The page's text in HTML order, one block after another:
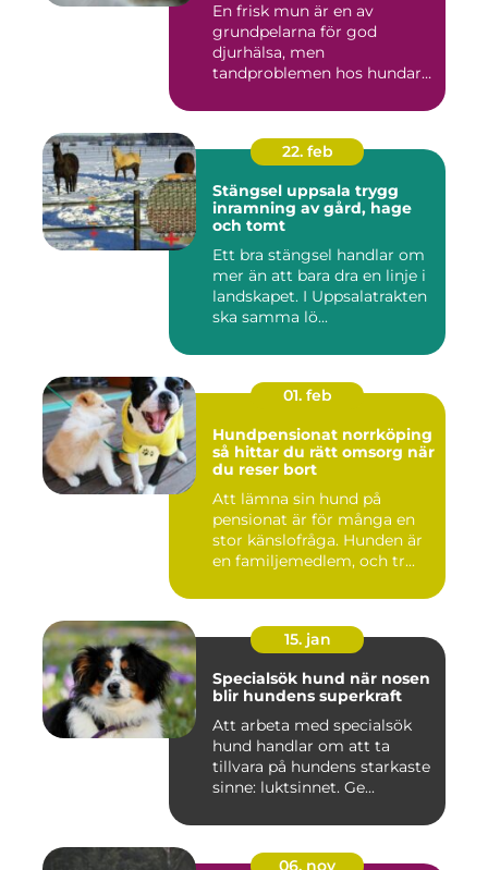
En frisk mun är en av
grundpelarna för god
djurhälsa, men
tandproblemen hos hundar
22. feb
Stängsel uppsala trygg
inramning av gård, hage
och tomt
Ett bra stängsel handlar om
mer än att bara dra en linje i
landskapet. I Uppsalatrakten
ska samma lö...
01. feb
Hundpensionat norrköping
så hittar du rätt omsorg när
du reser bort
Att lämna sin hund på
pensionat är för många en
stor känslofråga. Hunden är
en familjemedlem, och tr...
15. jan
Specialsök hund när nosen
blir hundens superkraft
Att arbeta med specialsök
hund handlar om att ta
tillvara på hundens starkaste
sinne: luktsinnet. Ge...
06. nov